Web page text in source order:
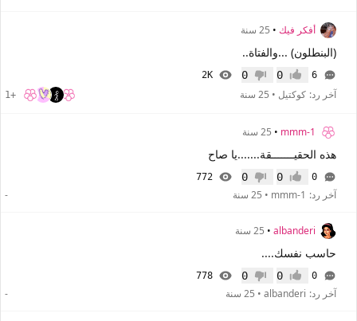
أفكر فيك • 25 سنة
(البنطلون) ...والفتاة..
6 إعجاب0 عدم إعجاب
0
2K
آخر رد: كوكتيل • 25 سنة +1
mmm-1
• 25 سنة
هذه الحقيـــــــقة.......يا صاح
0 إعجاب0 عدم إعجاب
0
772
آخر رد: mmm-1
• 25 سنة -
albanderi
• 25 سنة
حاسب نفسك....
0 إعجاب0 عدم إعجاب
0
778
آخر رد: albanderi
• 25 سنة -